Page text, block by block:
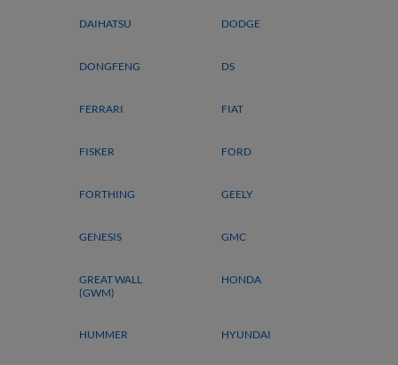
DAIHATSU DODGE
DONGFENG DS
FERRARI FIAT
FISKER FORD
FORTHING GEELY
GENESIS GMC
GREAT WALL
(GWM)
HONDA
HUMMER HYUNDAI